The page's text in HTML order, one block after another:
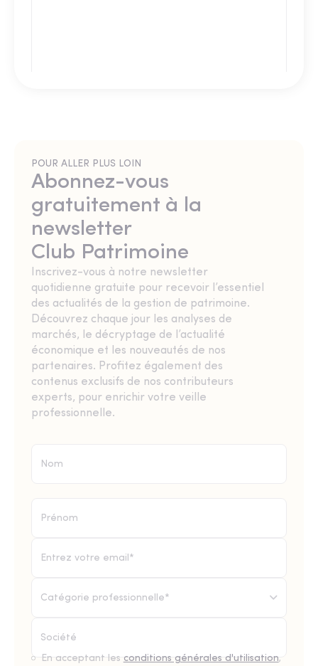
POUR ALLER PLUS LOIN
Abonnez-vous
gratuitement à la
newsletter
Club Patrimoine
Inscrivez-vous à notre newsletter
quotidienne gratuite pour recevoir l’essentiel
des actualités de la gestion de patrimoine.
Découvrez chaque jour les analyses de
marchés, le décryptage de l’actualité
économique et les nouveautés de nos
partenaires. Profitez également des
contenus exclusifs de nos contributeurs
experts, pour enrichir votre veille
professionnelle.
Catégorie professionnelle*
En acceptant les conditions générales d'utilisation,